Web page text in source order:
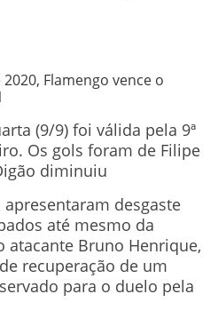
Flamengo vence o
(9/9) foi válida pela 9ª
Os gols foram de Filipe
diminuiu
desgaste
até mesmo da
atacante Bruno Henrique,
recuperação de um
para o duelo pela